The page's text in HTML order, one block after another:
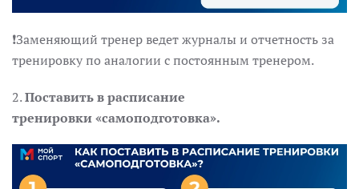
❗Заменяющий тренер ведет журналы и отчетность за
тренировку по аналогии с постоянным тренером.
2️.Поставить в расписание
тренировки«самоподготовка».